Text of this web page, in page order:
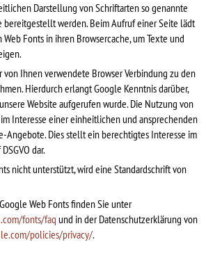
Darstellung von Schriftarten so genannte
bereitgestellt werden. Beim Aufruf einer Seite lädt
Fonts in ihren Browsercache, um Texte und
von Ihnen verwendete Browser Verbindung zu den
Hierdurch erlangt Google Kenntnis darüber,
Website aufgerufen wurde. Die Nutzung von
Interesse einer einheitlichen und ansprechenden
Angebote. Dies stellt ein berechtigtes Interesse im
dar.
nicht unterstützt, wird eine Standardschrift von
Web Fonts finden Sie unter
fonts/faq und in der Datenschutzerklärung von
policies/privacy/.